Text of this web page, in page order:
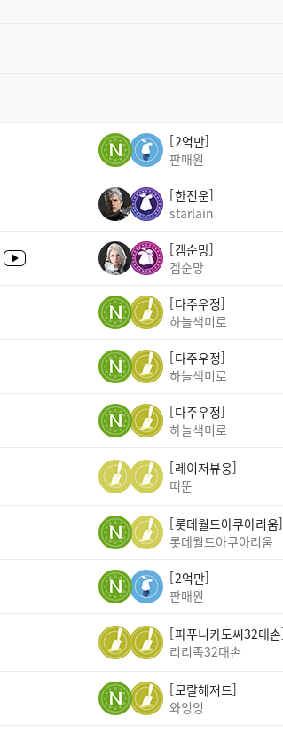
2억만
판매원
한진운
starlain
겜순망
겜순망
다주우정
하늘색미로
다주우정
하늘색미로
다주우정
하늘색미로
레이저뷰웅
띠뚠
롯데월드아쿠아리움
롯데월드아쿠아리움
2억만
판매원
파푸니카도씨32대손
리리족32대손
모랄헤저드
와잉잉